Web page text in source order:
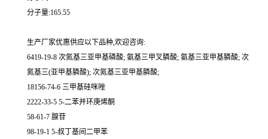
分子量:165.55
生产厂家优惠供应以下品种,欢迎咨询:
6419-19-8 次氮基三亚甲基磷酸; 氨基三甲叉膦酸; 氨基三亚甲基膦酸; 次
氮基三(亚甲基膦酸); 次氮基三亚甲基膦酸;
18156-74-6 三甲基硅咪唑
2222-33-5 5-二苯并环庚烯酮
58-61-7 腺苷
98-19-1 5-叔丁基间二甲苯